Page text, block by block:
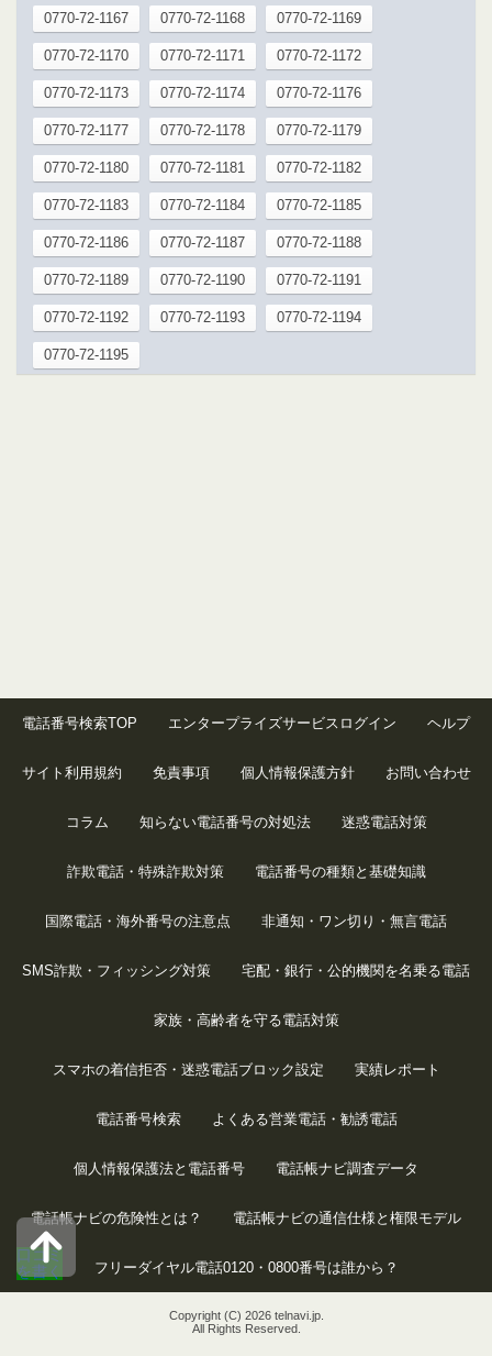
0770-72-1167 0770-72-1168 0770-72-1169
0770-72-1170 0770-72-1171 0770-72-1172
0770-72-1173 0770-72-1174 0770-72-1176
0770-72-1177 0770-72-1178 0770-72-1179
0770-72-1180 0770-72-1181 0770-72-1182
0770-72-1183 0770-72-1184 0770-72-1185
0770-72-1186 0770-72-1187 0770-72-1188
0770-72-1189 0770-72-1190 0770-72-1191
0770-72-1192 0770-72-1193 0770-72-1194
0770-72-1195
口コミ
を書く
電話番号検索TOP エンタープライズサービスログイン ヘルプ
サイト利用規約 免責事項 個人情報保護方針 お問い合わせ
コラム 知らない電話番号の対処法 迷惑電話対策
詐欺電話・特殊詐欺対策 電話番号の種類と基礎知識
国際電話・海外番号の注意点 非通知・ワン切り・無言電話
SMS詐欺・フィッシング対策 宅配・銀行・公的機関を名乗る電話
家族・高齢者を守る電話対策
スマホの着信拒否・迷惑電話ブロック設定 実績レポート
電話番号検索 よくある営業電話・勧誘電話
個人情報保護法と電話番号 電話帳ナビ調査データ
電話帳ナビの危険性とは？ 電話帳ナビの通信仕様と権限モデル
フリーダイヤル電話0120・0800番号は誰から？
Copyright (C) 2026 telnavi.jp.
All Rights Reserved.